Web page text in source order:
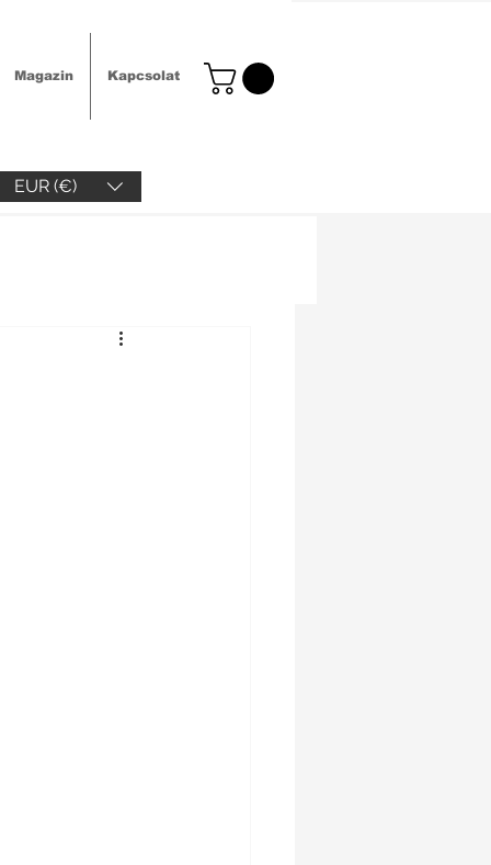
Magazin Kapcsolat
EUR (€)